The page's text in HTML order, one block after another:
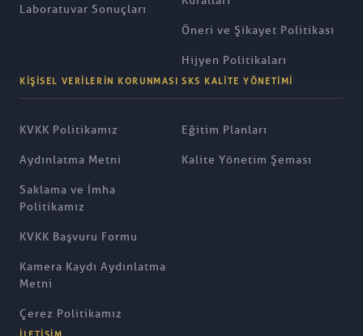
Laboratuvar Sonuçları
Öneri ve Şikayet Politikası
Hijyen Politikaları
KIŞISEL VERILERIN KORUNMASI
KVKK Politikamız
Aydınlatma Metni
Saklama ve İmha
Politikamız
KVKK Başvuru Formu
Kamera Kaydı Aydınlatma
Metni
Çerez Politikamız
SKS KALITE YÖNETIMI
Eğitim Planları
Kalite Yönetim Şeması